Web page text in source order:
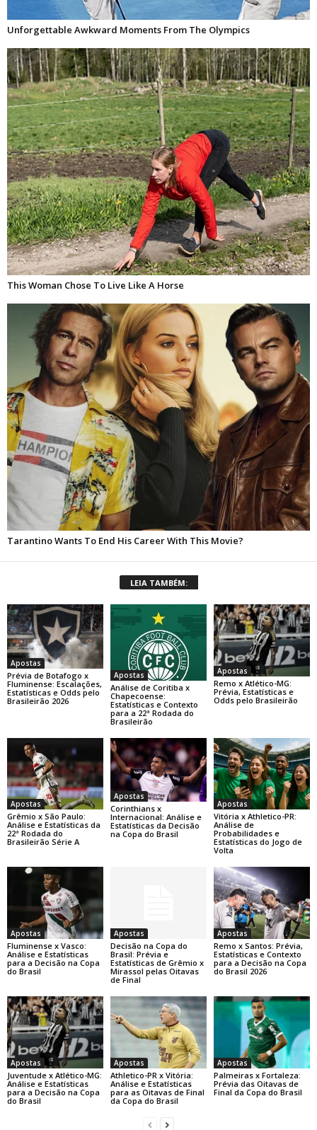
LEIA TAMBÉM:
Apostas
Prévia de Botafogo x
Fluminense: Escalações,
Estatísticas e Odds pelo
Brasileirão 2026
Apostas
Análise de Coritiba x
Chapecoense:
Estatísticas e Contexto
para a 22ª Rodada do
Brasileirão
Apostas
Remo x Atlético-MG:
Prévia, Estatísticas e
Odds pelo Brasileirão
Apostas
Grêmio x São Paulo:
Análise e Estatísticas da
22ª Rodada do
Brasileirão Série A
Apostas
Corinthians x
Internacional: Análise e
Estatísticas da Decisão
na Copa do Brasil
Apostas
Vitória x Athletico-PR:
Análise de
Probabilidades e
Estatísticas do Jogo de
Volta
Apostas
Fluminense x Vasco:
Análise e Estatísticas
para a Decisão na Copa
do Brasil
Apostas
Decisão na Copa do
Brasil: Prévia e
Estatísticas de Grêmio x
Mirassol pelas Oitavas
de Final
Apostas
Remo x Santos: Prévia,
Estatísticas e Contexto
para a Decisão na Copa
do Brasil 2026
Apostas
Juventude x Atlético-MG:
Análise e Estatísticas
para a Decisão na Copa
do Brasil
Apostas
Athletico-PR x Vitória:
Análise e Estatísticas
para as Oitavas de Final
da Copa do Brasil
Apostas
Palmeiras x Fortaleza:
Prévia das Oitavas de
Final da Copa do Brasil